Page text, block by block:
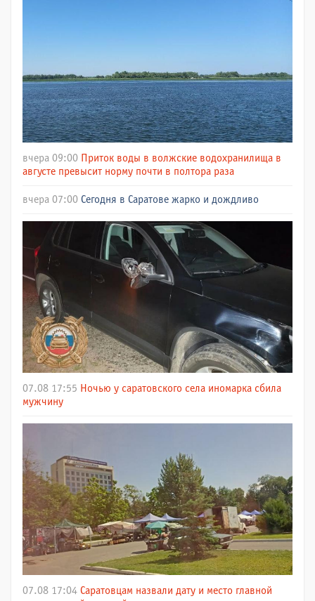
вчера 09:00 Приток воды в волжские водохранилища в
августе превысит норму почти в полтора раза
вчера 07:00 Сегодня в Саратове жарко и дождливо
07.08 17:55 Ночью у саратовского села иномарка сбила
мужчину
07.08 17:04 Саратовцам назвали дату и место главной